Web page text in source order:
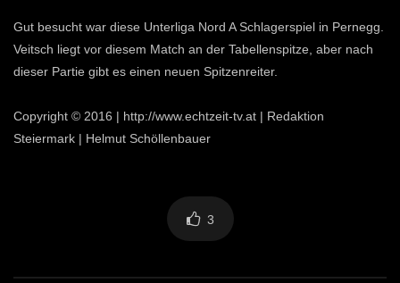
Gut besucht war diese Unterliga Nord A Schlagerspiel in Pernegg.
Veitsch liegt vor diesem Match an der Tabellenspitze, aber nach
dieser Partie gibt es einen neuen Spitzenreiter.
Copyright © 2016 | http://www.echtzeit-tv.at | Redaktion
Steiermark | Helmut Schöllenbauer
3